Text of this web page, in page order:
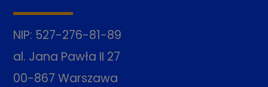
NIP: 527-276-81-89
al. Jana Pawła II 27
00-867 Warszawa